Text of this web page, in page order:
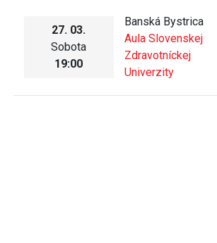
27. 03.
Sobota
19:00
Banská Bystrica
Aula Slovenskej
Zdravotníckej
Univerzity